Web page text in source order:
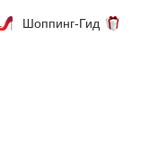
Шоппинг-Гид